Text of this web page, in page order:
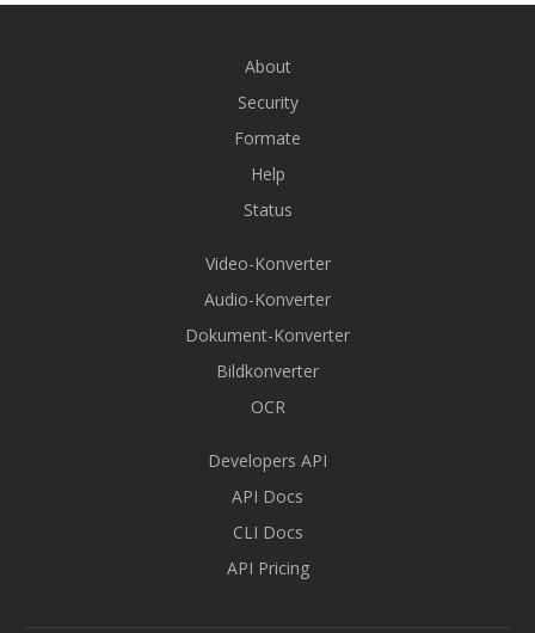
About
Security
Formate
Help
Status
Video-Konverter
Audio-Konverter
Dokument-Konverter
Bildkonverter
OCR
Developers API
API Docs
CLI Docs
API Pricing